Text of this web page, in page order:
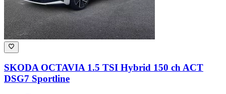
SKODA OCTAVIA 1.5 TSI Hybrid 150 ch ACT
DSG7 Sportline